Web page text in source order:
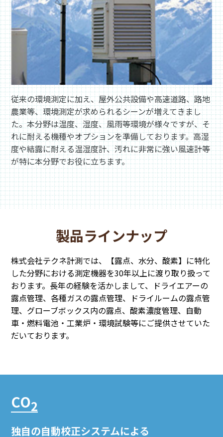
従来の環境測定に加え、屋外公共設備や高速道路、路地
農業等、環境測定が求められるシーンが増えてきまし
た。本分野は温度、湿度、風雨等環境が様々ですが、そ
れに耐える機種やオプションを準備しております。高湿
度や結露に耐える温湿度計、汚れに非常に強い風速計等
が特に本分野でお役に立ちます。
製品ラインナップ
株式会社テクネ計測では、【露点、水分、酸素】に特化
した分野における測定機器を30年以上に渡り取り扱って
おります。長年の経験を活かしまして、ドライエアーの
露点管理、各種ガスの露点管理、ドライルームの露点管
理、グローブボックス内の露点、酸素濃度管理、自動
車・燃料電池・工業炉・環境試験等にご提供させていた
だいております。
CO2
独自の自動校正システムによる